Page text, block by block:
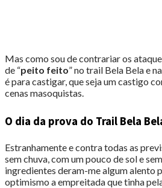
Mas como sou de contrariar os
de “peito feito” no trail Bela Bela e
é para castigar, que seja um castigo
cenas masoquistas.
O dia da prova do Trail Bela
Estranhamente e contra todas as
sem chuva, com um pouco de sol e
ingredientes deram-me algum alento
optimismo a empreitada que tinha